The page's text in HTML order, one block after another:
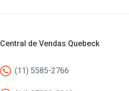
Central de Vendas Quebeck
(11) 5585-2766